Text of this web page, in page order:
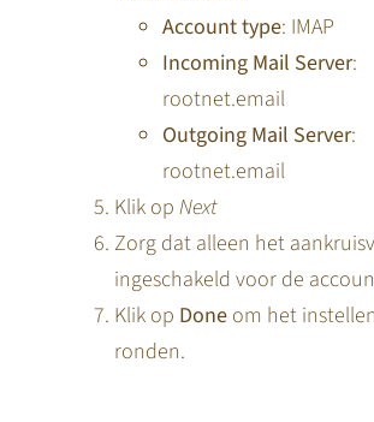
Account type: IMAP
Incoming Mail Server:
rootnet.email
Outgoing Mail Server:
rootnet.email
Klik op Next
Zorg dat alleen het
ingeschakeld voor de
Klik op Done om het
ronden.